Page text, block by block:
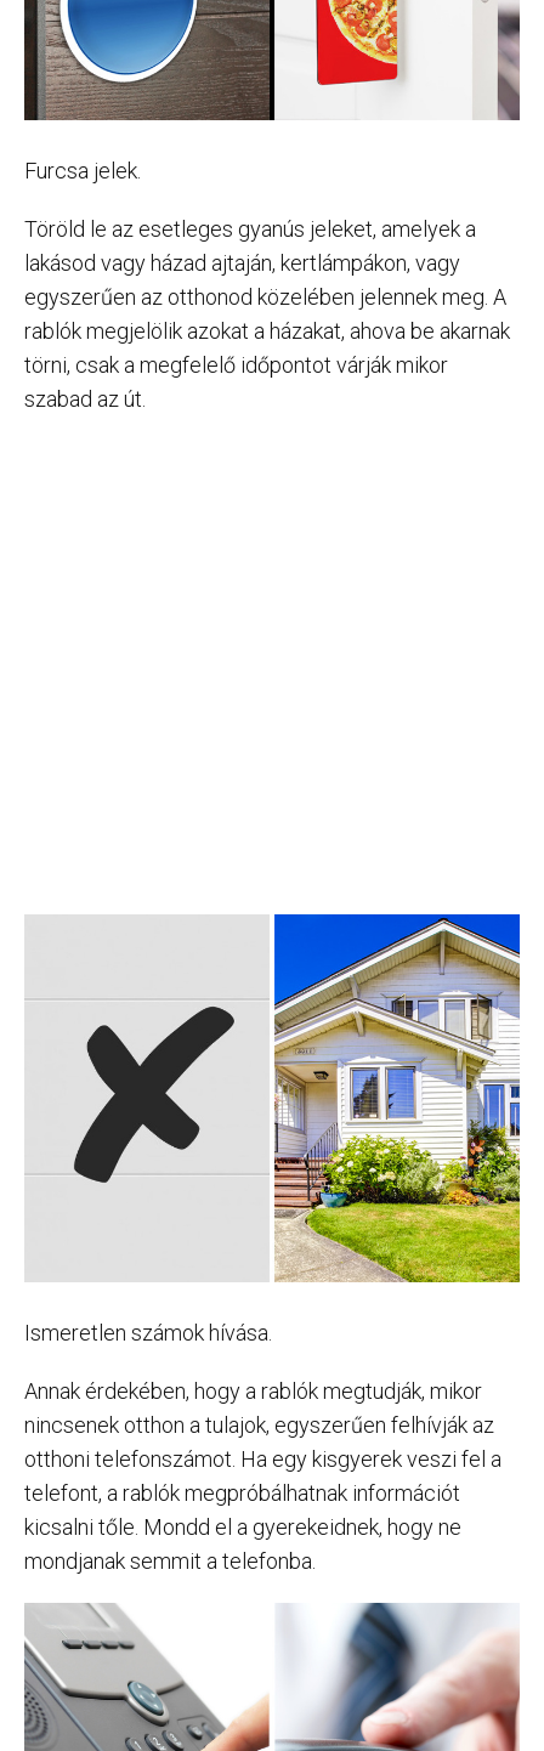
Furcsa jelek.
Töröld le az esetleges gyanús jeleket, amelyek a
lakásod vagy házad ajtaján, kertlámpákon, vagy
egyszerűen az otthonod közelében jelennek meg. A
rablók megjelölik azokat a házakat, ahova be akarnak
törni, csak a megfelelő időpontot várják mikor
szabad az út.
Ismeretlen számok hívása.
Annak érdekében, hogy a rablók megtudják, mikor
nincsenek otthon a tulajok, egyszerűen felhívják az
otthoni telefonszámot. Ha egy kisgyerek veszi fel a
telefont, a rablók megpróbálhatnak információt
kicsalni tőle. Mondd el a gyerekeidnek, hogy ne
mondjanak semmit a telefonba.